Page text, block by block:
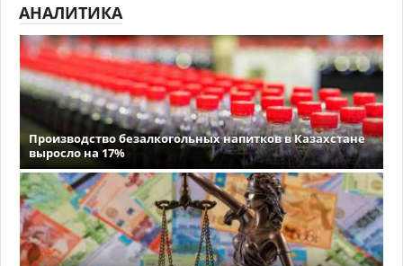
АНАЛИТИКА
Производство безалкогольных напитков в Казахстане
выросло на 17%